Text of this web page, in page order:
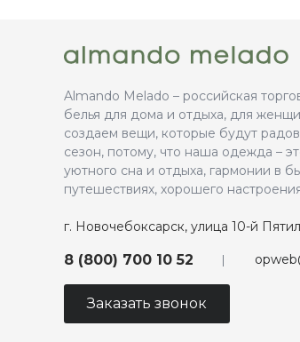
Almando Melado – российская
белья для дома и отдыха, для
создаем вещи, которые будут
сезон, потому, что наша одежда –
уютного сна и отдыха, гармонии в
путешествиях, хорошего
г. Новочебоксарск, улица 10-й
8 (800) 700 10 52
Заказать звонок